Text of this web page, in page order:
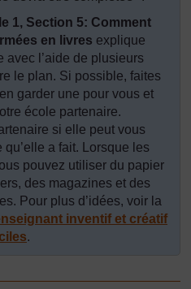
1, Section 5: Comment
en livres explique
avec l’aide de plusieurs
le plan. Si possible, faites
garder une pour vous et
école partenaire.
si elle peut vous
a fait. Lorsque les
pouvez utiliser du papier
des magazines et des
Pour plus d’idées, voir la
inventif et créatif
.